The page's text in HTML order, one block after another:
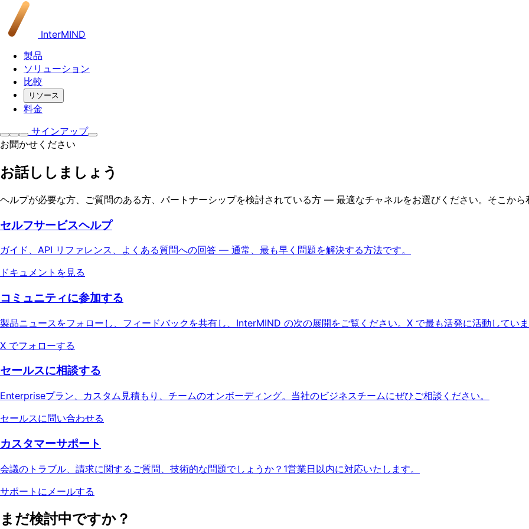
InterMIND
製品
ソリューション
比較
リソース
料金
サインアップ
お聞かせください
お話ししましょう
ヘルプが必要な方、ご質問のある方、パートナーシップを検討されている方 — 最適なチャネルをお選びください。そこから
セルフサービスヘルプ
ガイド、API リファレンス、よくある質問への回答 — 通常、最も早く問題を解決する方法です。
ドキュメントを見る
コミュニティに参加する
製品ニュースをフォローし、フィードバックを共有し、InterMIND の次の展開をご覧ください。X で最も活発に活動してい
X でフォローする
セールスに相談する
Enterpriseプラン、カスタム見積もり、チームのオンボーディング。当社のビジネスチームにぜひご相談ください。
セールスに問い合わせる
カスタマーサポート
会議のトラブル、請求に関するご質問、技術的な問題でしょうか？1営業日以内に対応いたします。
サポートにメールする
まだ検討中ですか？